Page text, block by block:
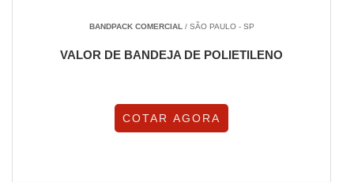
BANDPACK COMERCIAL/ SÃO PAULO - SP
VALOR DE BANDEJA DE POLIETILENO
COTAR AGORA